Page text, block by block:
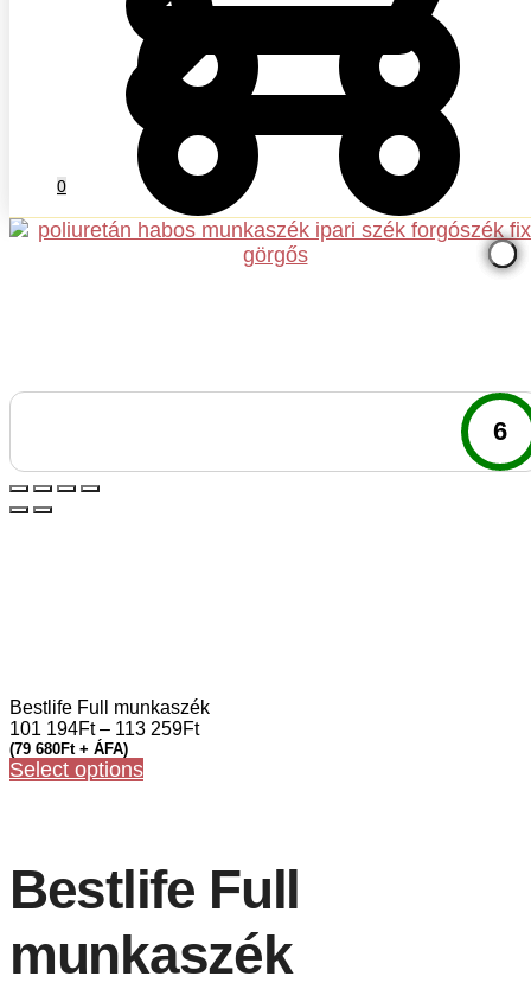
0
6
Bestlife Full munkaszék
101 194Ft– 113 259Ft
(79 680Ft+ ÁFA)
Select options
Bestlife Full
munkaszék